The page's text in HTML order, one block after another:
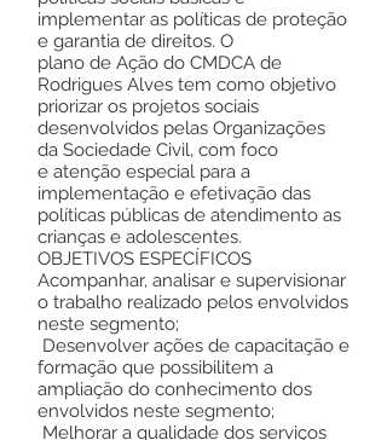
implementar as políticas de proteção
e garantia de direitos. O
plano de Ação do CMDCA de
Rodrigues Alves tem como objetivo
priorizar os projetos sociais
desenvolvidos pelas Organizações
da Sociedade Civil, com foco
e atenção especial para a
implementação e efetivação das
políticas públicas de atendimento as
crianças e adolescentes.
OBJETIVOS ESPECÍFICOS
Acompanhar, analisar e supervisionar
o trabalho realizado pelos envolvidos
neste segmento;
Desenvolver ações de capacitação e
formação que possibilitem a
ampliação do conhecimento dos
envolvidos neste segmento;
Melhorar a qualidade dos serviços